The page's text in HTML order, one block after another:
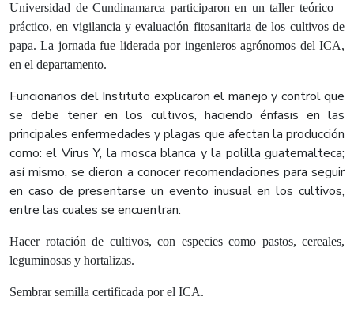
Universidad de Cundinamarca participaron en un taller teórico –
práctico, en vigilancia y evaluación fitosanitaria de los cultivos de
papa. La jornada fue liderada por ingenieros agrónomos del ICA,
en el departamento.
Funcionarios del Instituto explicaron el manejo y control que
se debe tener en los cultivos, haciendo énfasis en las
principales enfermedades y plagas que afectan la producción
como: el Virus Y, la mosca blanca y la polilla guatemalteca;
así mismo, se dieron a conocer recomendaciones para seguir
en caso de presentarse un evento inusual en los cultivos,
entre las cuales se encuentran:
Hacer rotación de cultivos, con especies como pastos, cereales,
leguminosas y hortalizas.
Sembrar semilla certificada por el ICA.